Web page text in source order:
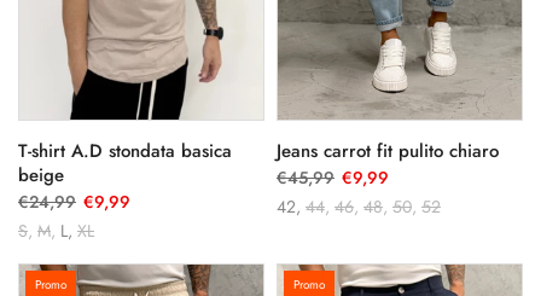
T-shirt A.D stondata basica
beige
€24,99 €9,99
S M L XL
Jeans carrot fit pulito chiaro
€45,99 €9,99
42 44 46 48 50 52
Promo Promo